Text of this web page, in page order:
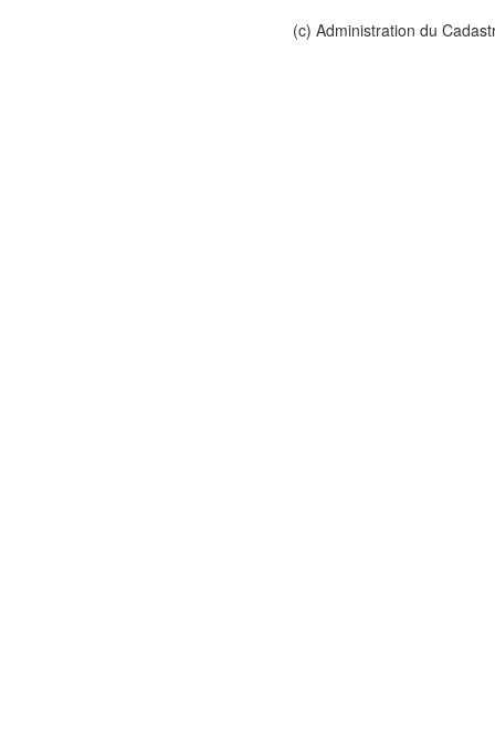
(c) Administration du